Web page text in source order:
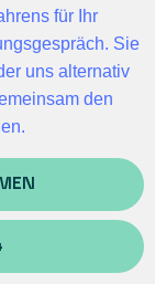
für Ihr
. Sie
uns alternativ
den